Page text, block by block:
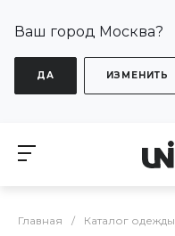
Ваш город Москва?
ДА ИЗМЕНИТЬ
Главная / Каталог одежды